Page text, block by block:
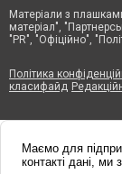
Матеріали з
матеріал",
"PR", "Офіційно",
Політика
класифайд
Маємо для
контакті дані, ми